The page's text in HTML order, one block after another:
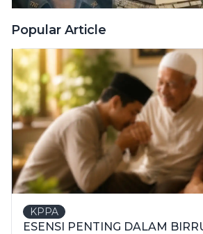
Popular Article
KPPA
ESENSI PENTING DALAM